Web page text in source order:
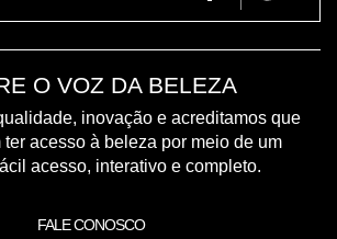
O VOZ DA BELEZA
inovação e acreditamos que
ter acesso à beleza por meio de um
acesso, interativo e completo.
FALE CONOSCO